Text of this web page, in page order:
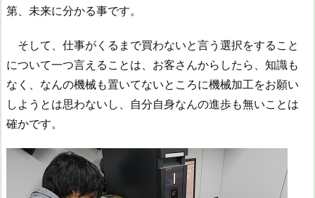
第、未来に分かる事です。
そして、仕事がくるまで買わないと言う選択をすること
について一つ言えることは、お客さんからしたら、知識も
なく、なんの機械も置いてないところに機械加工をお願い
しようとは思わないし、自分自身なんの進歩も無いことは
確かです。